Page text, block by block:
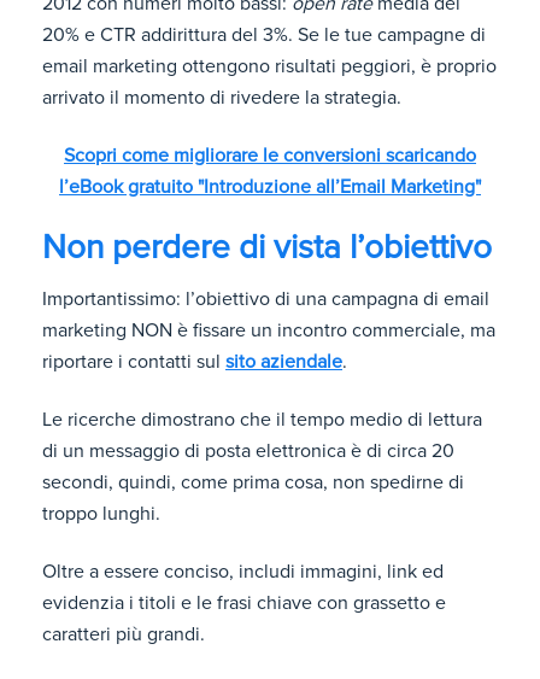
20% e CTR addirittura del 3%. Se le tue campagne di
email marketing ottengono risultati peggiori, è proprio
arrivato il momento di rivedere la strategia.
Scopri come migliorare le conversioni scaricando
l’eBook gratuito "Introduzione all’Email Marketing"
Non perdere di vista l’obiettivo
Importantissimo: l’obiettivo di una campagna di email
marketing NON è fissare un incontro commerciale, ma
riportare i contatti sul sito aziendale.
Le ricerche dimostrano che il tempo medio di lettura
di un messaggio di posta elettronica è di circa 20
secondi, quindi, come prima cosa, non spedirne di
troppo lunghi.
Oltre a essere conciso, includi immagini, link ed
evidenzia i titoli e le frasi chiave con grassetto e
caratteri più grandi.